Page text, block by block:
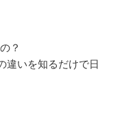
？
違いを知るだけで日